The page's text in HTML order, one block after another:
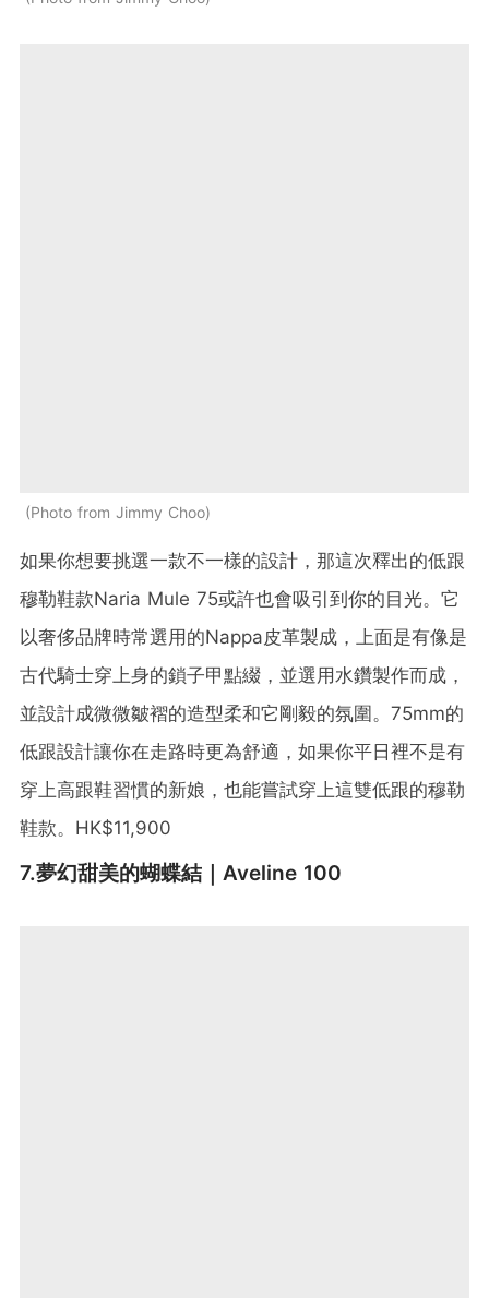
Photo from Jimmy Choo
如果你想要挑選一款不一樣的設計，那這次釋出的低跟
穆勒鞋款Naria Mule 75或許也會吸引到你的目光。它
以奢侈品牌時常選用的Nappa皮革製成，上面是有像是
古代騎士穿上身的鎖子甲點綴，並選用水鑽製作而成，
並設計成微微皺褶的造型柔和它剛毅的氛圍。75mm的
低跟設計讓你在走路時更為舒適，如果你平日裡不是有
穿上高跟鞋習慣的新娘，也能嘗試穿上這雙低跟的穆勒
鞋款。HK$11,900
7.夢幻甜美的蝴蝶結｜Aveline 100